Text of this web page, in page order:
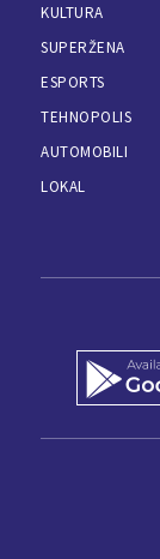
KULTURA
SUPERŽENA
ESPORTS
TEHNOPOLIS
AUTOMOBILI
LOKAL